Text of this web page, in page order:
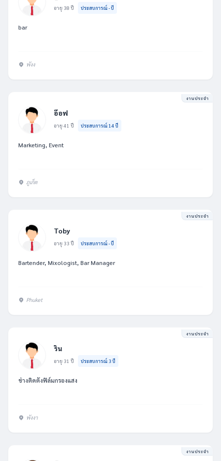
อายุ 38 ปี ประสบการณ์ - ปี
bar
พังง
งานประจำ
อ๊อฟ
อายุ 41 ปี ประสบการณ์ 14 ปี
Marketing, Event
ภูเก็ต
งานประจำ
Toby
อายุ 33 ปี ประสบการณ์ - ปี
Bartender, Mixologist, Bar Manager
Phuket
งานประจำ
ริน
อายุ 31 ปี ประสบการณ์ 3 ปี
ช่างติดตั้งฟิล์มกรองแสง
พังงา
งานประจำ